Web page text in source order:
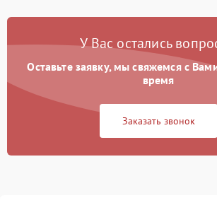
Неисправность системы
перенапряжения
1000 ₽
Неисправность системы
защиты от замыкания
1000 ₽
защиты от перегрузок
У Вас остались
Оставьте заявку, мы свяжемся с
время
Заказать звонок